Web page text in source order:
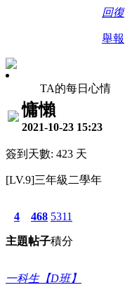
回復
舉報
TA的每日心情
慵懶
2021-10-23 15:23
簽到天數: 423 天
[LV.9]三年級二學年
4
主題
468
帖子
5311
積分
一科生【D班】